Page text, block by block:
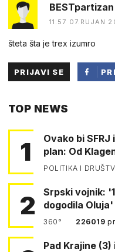
BESTpartizan
11:57 07.RUJAN
šteta šta je trex izumro
PRIJAVI SE
TOP NEWS
1
Ovako bi
plan: Od
POLITIKA I
2
Srpski vojnik:
dogodila Oluja'
360° 226019
Pad Krajine